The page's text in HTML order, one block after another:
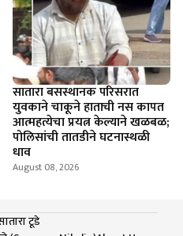
सातारा बसस्थानक परिसरात
युवकाने चाकूने हाताची नस कापत
आत्महत्येचा प्रयत्न केल्याने खळबळ;
पोलिसांची तातडीने घटनास्थळी
धाव
August 08, 2026
टूडे